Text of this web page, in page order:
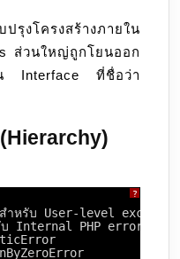
งโครงสร้างภายใน
ส่วนใหญ่ถูกโยนออก
Interface ที่ชื่อว่า
?
ำหรับ User-level
Internal PHP errors)